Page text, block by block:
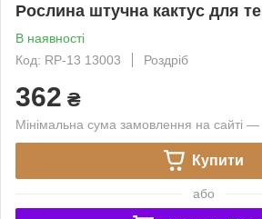
Рослина штучна кактус для
В наявності
Код: RP-13 13003
Роздріб
362 ₴
Мінімальна сума замовлення на сайті
Купити
або